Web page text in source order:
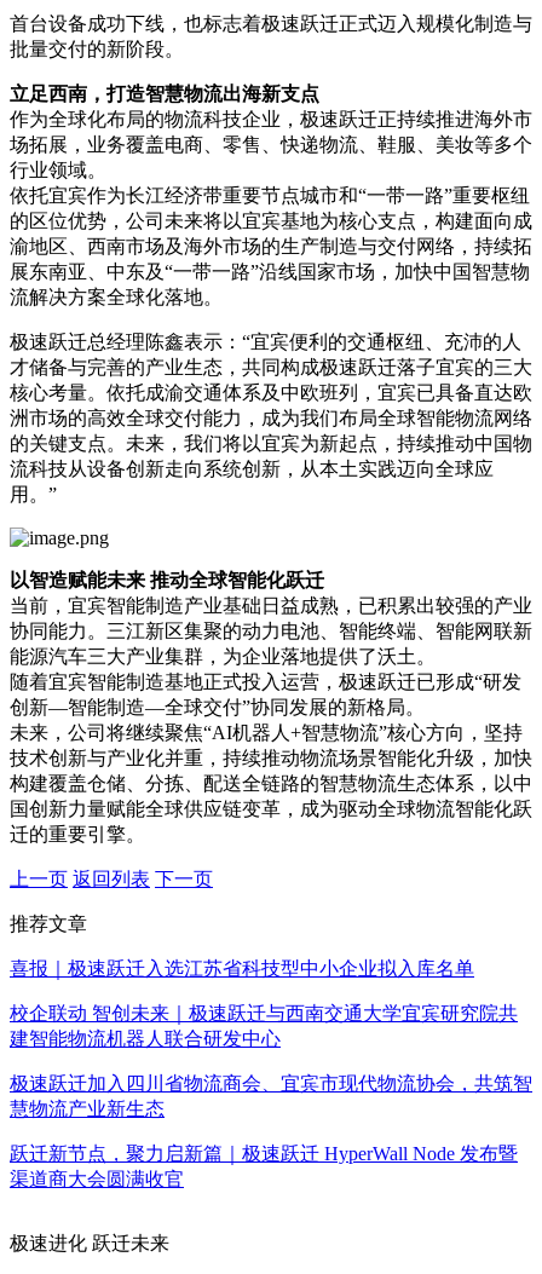
首台设备成功下线，也标志着极速跃迁正式迈入规模化制造与
批量交付的新阶段。
立足西南，打造智慧物流出海新支点
作为全球化布局的物流科技企业，极速跃迁正持续推进海外市
场拓展，业务覆盖电商、零售、快递物流、鞋服、美妆等多个
行业领域。
依托宜宾作为长江经济带重要节点城市和“一带一路”重要枢纽
的区位优势，公司未来将以宜宾基地为核心支点，构建面向成
渝地区、西南市场及海外市场的生产制造与交付网络，持续拓
展东南亚、中东及“一带一路”沿线国家市场，加快中国智慧物
流解决方案全球化落地。
极速跃迁总经理陈鑫表示：“宜宾便利的交通枢纽、充沛的人
才储备与完善的产业生态，共同构成极速跃迁落子宜宾的三大
核心考量。依托成渝交通体系及中欧班列，宜宾已具备直达欧
洲市场的高效全球交付能力，成为我们布局全球智能物流网络
的关键支点。未来，我们将以宜宾为新起点，持续推动中国物
流科技从设备创新走向系统创新，从本土实践迈向全球应
用。”
以智造赋能未来 推动全球智能化跃迁
当前，宜宾智能制造产业基础日益成熟，已积累出较强的产业
协同能力。三江新区集聚的动力电池、智能终端、智能网联新
能源汽车三大产业集群，为企业落地提供了沃土。
随着宜宾智能制造基地正式投入运营，极速跃迁已形成“研发
创新—智能制造—全球交付”协同发展的新格局。
未来，公司将继续聚焦“AI机器人+智慧物流”核心方向，坚持
技术创新与产业化并重，持续推动物流场景智能化升级，加快
构建覆盖仓储、分拣、配送全链路的智慧物流生态体系，以中
国创新力量赋能全球供应链变革，成为驱动全球物流智能化跃
迁的重要引擎。
上一页 返回列表 下一页
推荐文章
喜报｜极速跃迁入选江苏省科技型中小企业拟入库名单
校企联动 智创未来｜极速跃迁与西南交通大学宜宾研究院共
建智能物流机器人联合研发中心
极速跃迁加入四川省物流商会、宜宾市现代物流协会，共筑智
慧物流产业新生态
跃迁新节点，聚力启新篇｜极速跃迁 HyperWall Node 发布暨
渠道商大会圆满收官
极速进化 跃迁未来